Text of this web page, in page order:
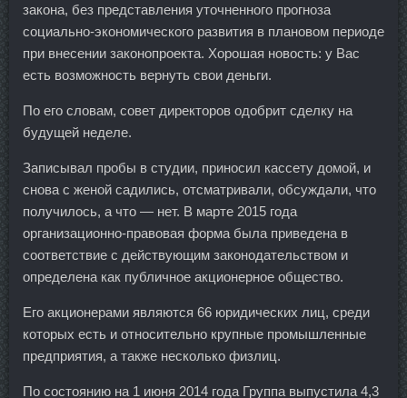
закона, без представления уточненного прогноза
социально-экономического развития в плановом периоде
при внесении законопроекта. Хорошая новость: у Вас
есть возможность вернуть свои деньги.
По его словам, совет директоров одобрит сделку на
будущей неделе.
Записывал пробы в студии, приносил кассету домой, и
снова с женой садились, отсматривали, обсуждали, что
получилось, а что — нет. В марте 2015 года
организационно-правовая форма была приведена в
соответствие с действующим законодательством и
определена как публичное акционерное общество.
Его акционерами являются 66 юридических лиц, среди
которых есть и относительно крупные промышленные
предприятия, а также несколько физлиц.
По состоянию на 1 июня 2014 года Группа выпустила 4,3